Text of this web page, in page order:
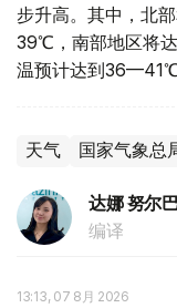
步升高。其中，北
39℃，南部地区将
温预计达到36—41℃
天气 国家气象总
达娜 努尔
编译
13:13, 07 8月 2026